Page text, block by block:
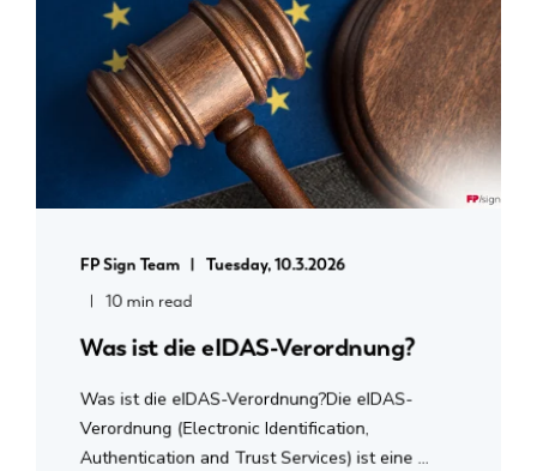
FP Sign Team Tuesday, 10.3.2026
10 min read
Was ist die eIDAS-Verordnung?
Was ist die eIDAS-Verordnung?Die eIDAS-
Verordnung (Electronic Identification,
Authentication and Trust Services) ist eine ...